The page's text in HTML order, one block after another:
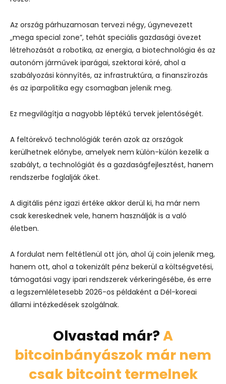
Az ország párhuzamosan tervezi négy, úgynevezett
„mega special zone”, tehát speciális gazdasági övezet
létrehozását a robotika, az energia, a biotechnológia és az
autonóm járművek iparágai, szektorai köré, ahol a
szabályozási könnyítés, az infrastruktúra, a finanszírozás
és az iparpolitika egy csomagban jelenik meg.
Ez megvilágítja a nagyobb léptékű tervek jelentőségét.
A feltörekvő technológiák terén azok az országok
kerülhetnek előnybe, amelyek nem külön-külön kezelik a
szabályt, a technológiát és a gazdaságfejlesztést, hanem
rendszerbe foglalják őket.
A digitális pénz igazi értéke akkor derül ki, ha már nem
csak kereskednek vele, hanem használják is a való
életben.
A fordulat nem feltétlenül ott jön, ahol új coin jelenik meg,
hanem ott, ahol a tokenizált pénz bekerül a költségvetési,
támogatási vagy ipari rendszerek vérkeringésébe, és erre
a legszemléletesebb 2026-os példaként a Dél-koreai
állami intézkedések szolgálnak.
Olvastad már?A
bitcoinbányászok már nem
csak bitcoint termelnek